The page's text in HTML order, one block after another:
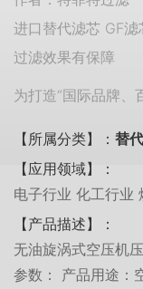
进口替代滤芯 GF
过滤效果有保障
为打造“国际品牌、
【所属分类】： 替
【应用领域】：
电子行业 化工行业
【产品描述】：
无油旋涡式空压机
参数： 产品用途：